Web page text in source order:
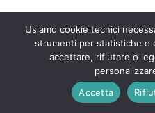
Usiamo cookie tecnici
strumenti per statistiche e
accettare, rifiutare o
Accetta